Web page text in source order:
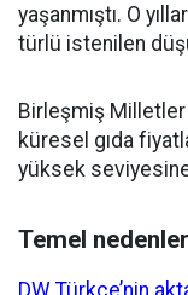
yaşanmıştı. O
türlü istenilen
Birleşmiş Milletler
küresel gıda
yüksek seviyesine
Temel
DW Türkçe’nin